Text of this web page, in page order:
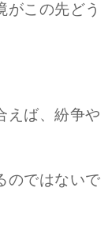
がこの先どう
えば、紛争や
のではないで